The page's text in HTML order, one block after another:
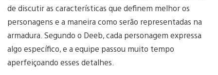
de discutir as características que definem melhor os
personagens e a maneira como serão representadas na
armadura. Segundo o Deeb, cada personagem expressa
algo específico, e a equipe passou muito tempo
aperfeiçoando esses detalhes.